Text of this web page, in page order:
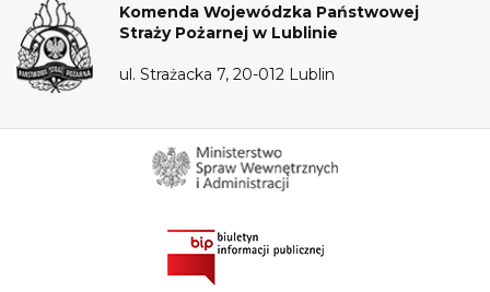
Komenda Wojewódzka Państwowej
Straży Pożarnej w Lublinie
ul. Strażacka 7, 20-012 Lublin